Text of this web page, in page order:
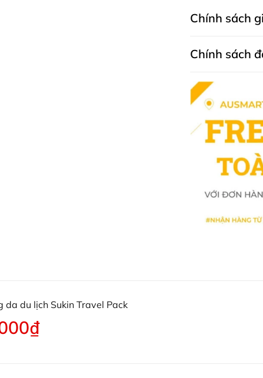
Thành phần
Juice,
Extract,
Citrus
Vanillin,
Linalool*.
Kem
Leaf
Alcohol,
Seed
Seed Oil,
Dầu gội
Chính sách
Chính sách
da du lịch Sukin Travel Pack